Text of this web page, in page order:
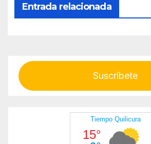
Entrada relacionada
Suscríbete